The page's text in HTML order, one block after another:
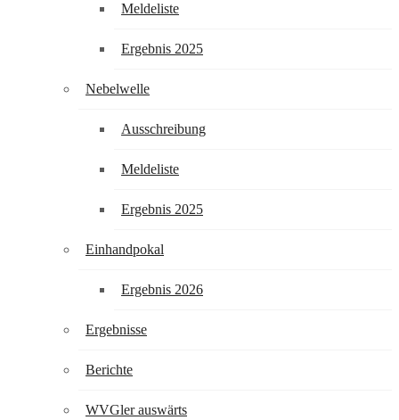
Meldeliste
Ergebnis 2025
Nebelwelle
Ausschreibung
Meldeliste
Ergebnis 2025
Einhandpokal
Ergebnis 2026
Ergebnisse
Berichte
WVGler auswärts